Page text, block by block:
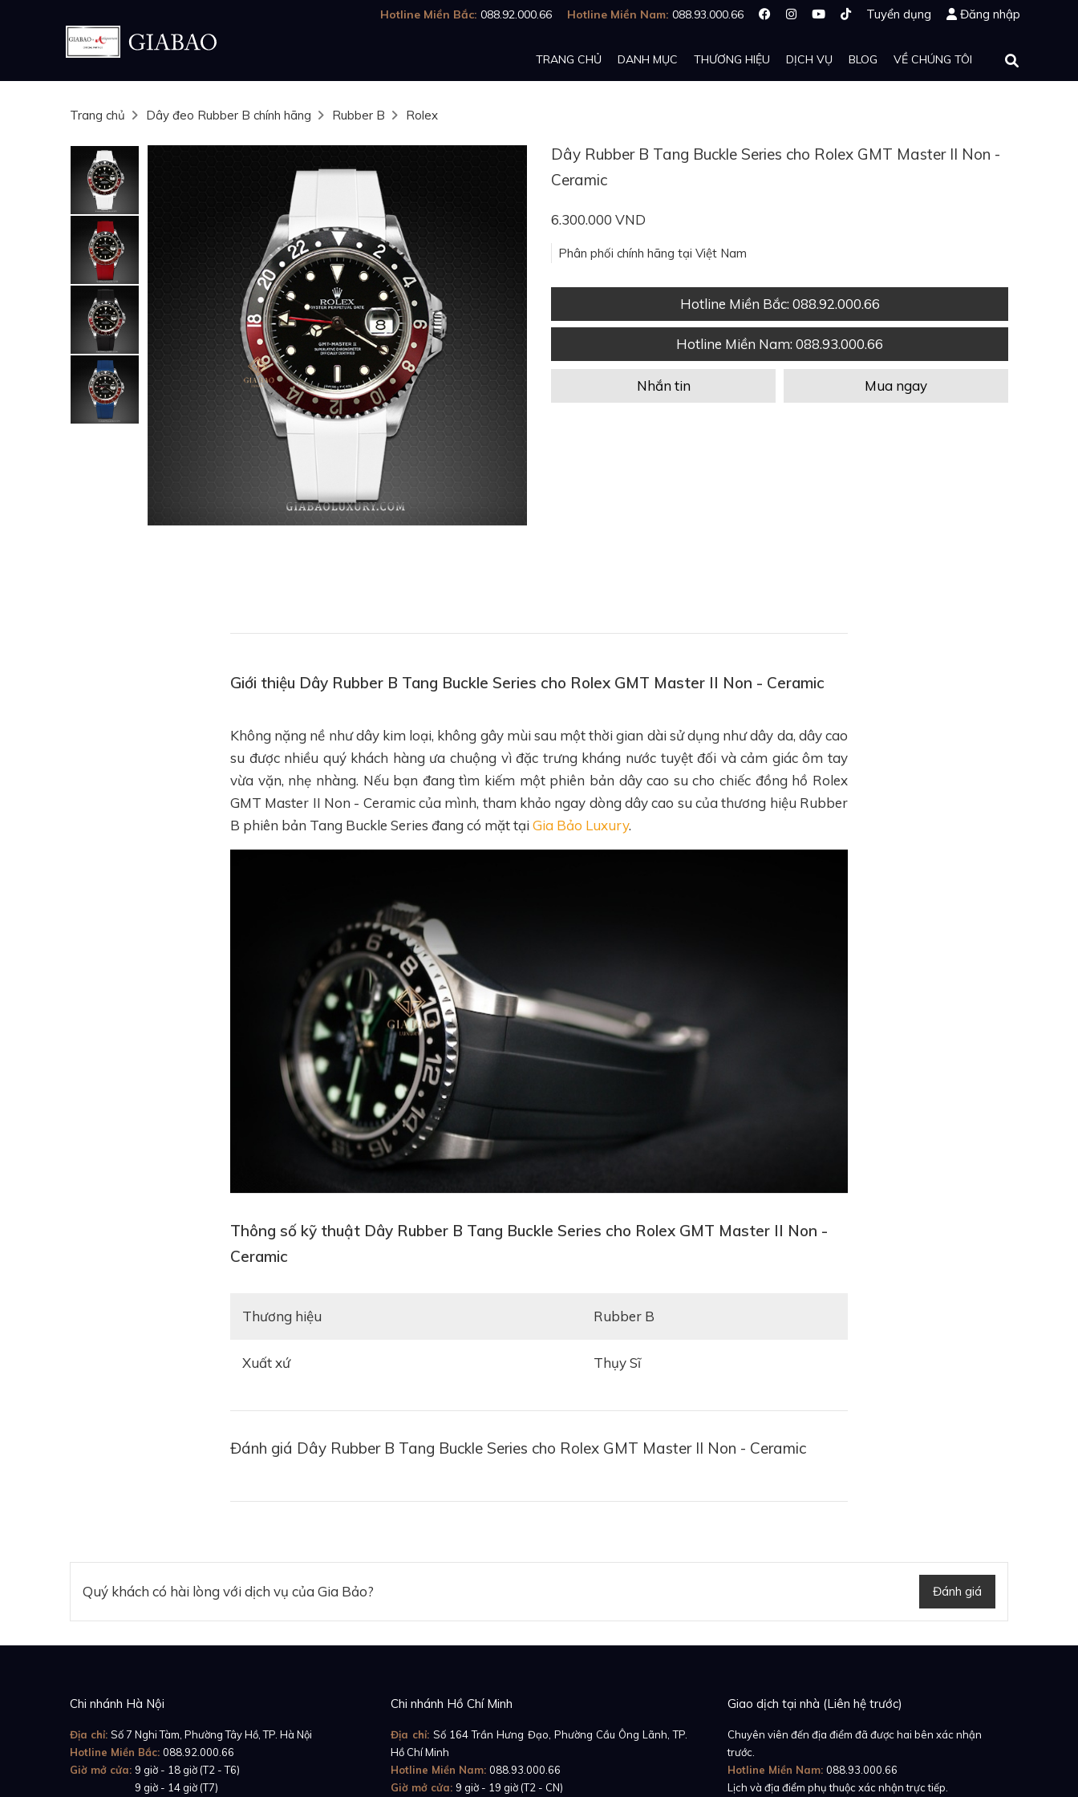
Hotline Miền Bắc: 088.92.000.66 Hotline Miền Nam: 088.93.000.66 Tuyển dụng Đăng nhập
TRANG CHỦ DANH MỤC THƯƠNG HIỆU DỊCH VỤ BLOG VỀ CHÚNG TÔI
Trang chủ Dây đeo Rubber B chính hãng Rubber B Rolex
Dây Rubber B Tang Buckle Series cho Rolex GMT Master II Non -
Ceramic
6.300.000 VND
Phân phối chính hãng tại Việt Nam
Hotline Miền Bắc: 088.92.000.66
Hotline Miền Nam: 088.93.000.66
Nhắn tin Mua ngay
Giới thiệu Dây Rubber B Tang Buckle Series cho Rolex GMT Master II Non - Ceramic
Không nặng nề như dây kim loại, không gây mùi sau một thời gian dài sử dụng như dây da, dây cao
su được nhiều quý khách hàng ưa chuộng vì đặc trưng kháng nước tuyệt đối và cảm giác ôm tay
vừa vặn, nhẹ nhàng. Nếu bạn đang tìm kiếm một phiên bản dây cao su cho chiếc đồng hồ Rolex
GMT Master II Non - Ceramic của mình, tham khảo ngay dòng dây cao su của thương hiệu Rubber
B phiên bản Tang Buckle Series đang có mặt tại Gia Bảo Luxury.
Được sản xuất bởi công ty dây cao su Rubber B nổi tiếng Thụy Sĩ, mẫu
dây cao su Rubber B dành
cho đồng hồ Rolex GMT Master II Non - Ceramic - Tang Buckle Series mà Gia Bảo Luxury đang
nhắc tới được làm từ cao su lưu hóa sở hữu 4 tông màu nổi bật: trắng - đen - đỏ - xanh dương đầy
khỏe khoắn và phong cách.
Thông số kỹ thuật Dây Rubber B Tang Buckle Series cho Rolex GMT Master II Non -
Ceramic
Thương hiệu Rubber B
Xuất xứ Thụy Sĩ
Đánh giá Dây Rubber B Tang Buckle Series cho Rolex GMT Master II Non - Ceramic
Quý khách có hài lòng với dịch vụ của Gia Bảo? Đánh giá
Chi nhánh Hà Nội
Địa chỉ: Số 7 Nghi Tàm, Phường Tây Hồ, TP. Hà Nội
Hotline Miền Bắc: 088.92.000.66
Giờ mở cửa: 9 giờ - 18 giờ (T2 - T6)
9 giờ - 14 giờ (T7)
Chi nhánh Hồ Chí Minh
Địa chỉ:Số 164 Trần Hưng Đạo, Phường Cầu Ông Lãnh, TP.
Hồ Chí Minh
Hotline Miền Nam: 088.93.000.66
Giờ mở cửa: 9 giờ - 19 giờ (T2 - CN)
Giao dịch tại nhà (Liên hệ trước)
Chuyên viên đến địa điểm đã được hai bên xác nhận
trước.
Hotline Miền Nam: 088.93.000.66
Lịch và địa điểm phụ thuộc xác nhận trực tiếp.